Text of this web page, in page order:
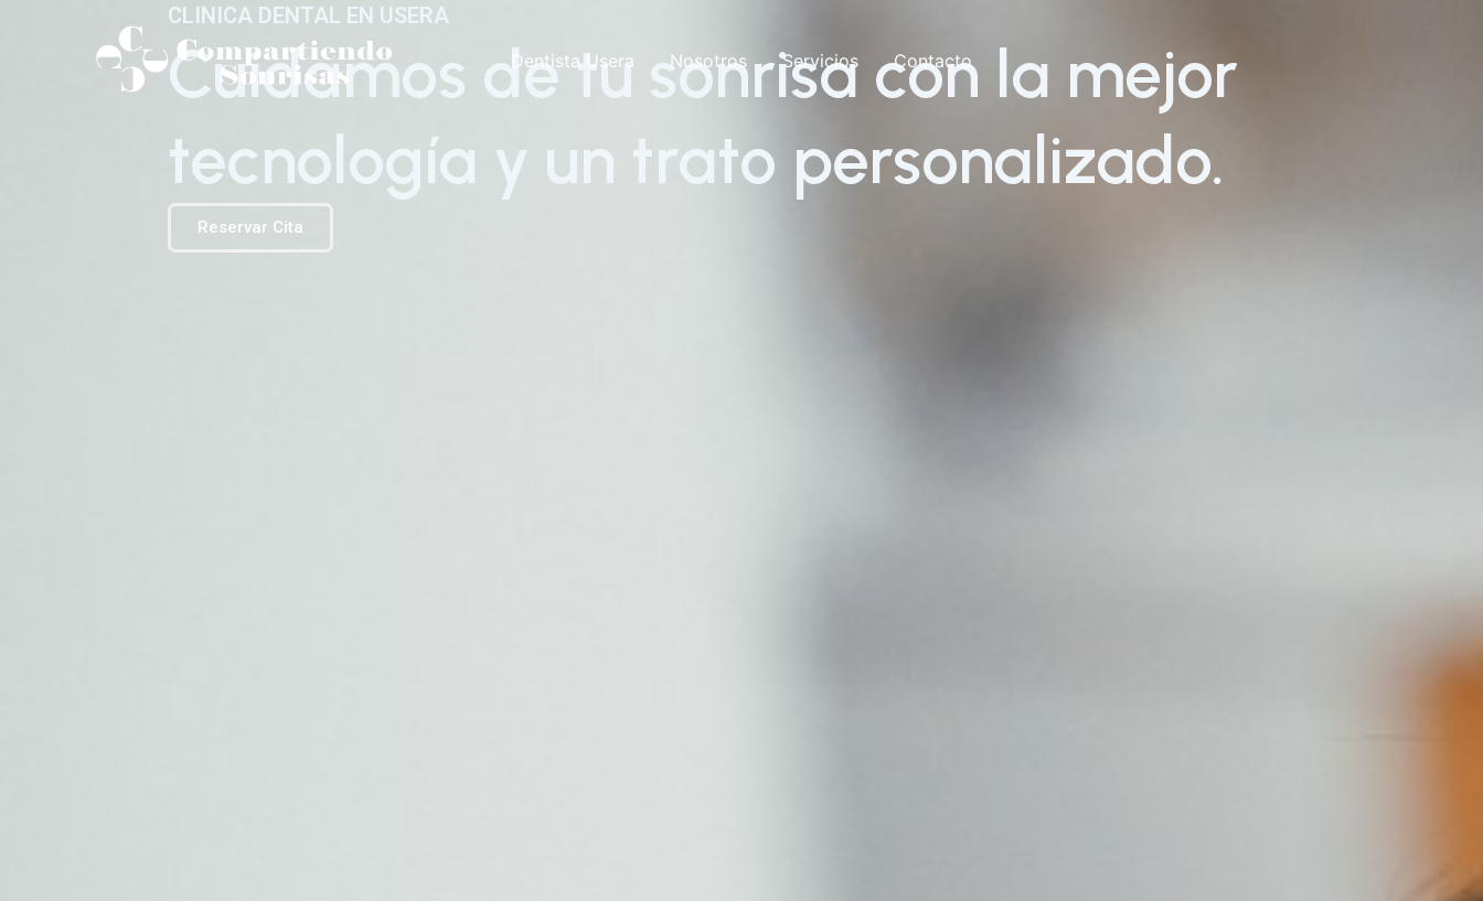
Dentista Usera Nosotros Servicios Contacto
CLINICA DENTAL EN USERA
Cuidamos de tu sonrisa con la mejor
tecnología y un trato personalizado.
Reservar Cita